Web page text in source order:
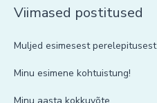
Viimased postitused
Muljed esimesest perelepitusest
Minu esimene kohtuistung!